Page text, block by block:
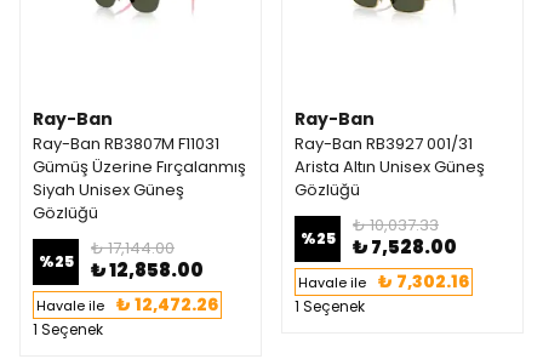
Ray-Ban
Ray-Ban RB3807M F11031
Gümüş Üzerine Fırçalanmış
Siyah Unisex Güneş
Gözlüğü
%25
₺ 17,144.00
₺ 12,858.00
Havale ile ₺ 12,472.26
1 Seçenek
Ray-Ban
Ray-Ban RB3927 001/31
Arista Altın Unisex Güneş
Gözlüğü
%25
₺ 10,037.33
₺ 7,528.00
Havale ile ₺ 7,302.16
1 Seçenek